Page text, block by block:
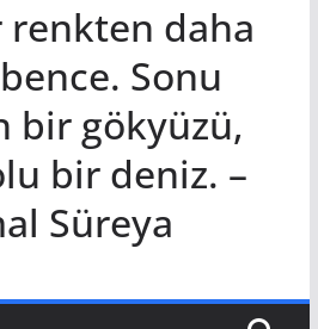
renkten daha
Sonu
bir gökyüzü,
bir deniz. –
Süreya